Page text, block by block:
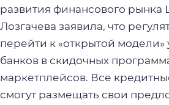
развития финансового рынка
Лозгачева заявила, что
перейти к «открытой модели»
банков в скидочных
маркетплейсов. Все
смогут размещать свои